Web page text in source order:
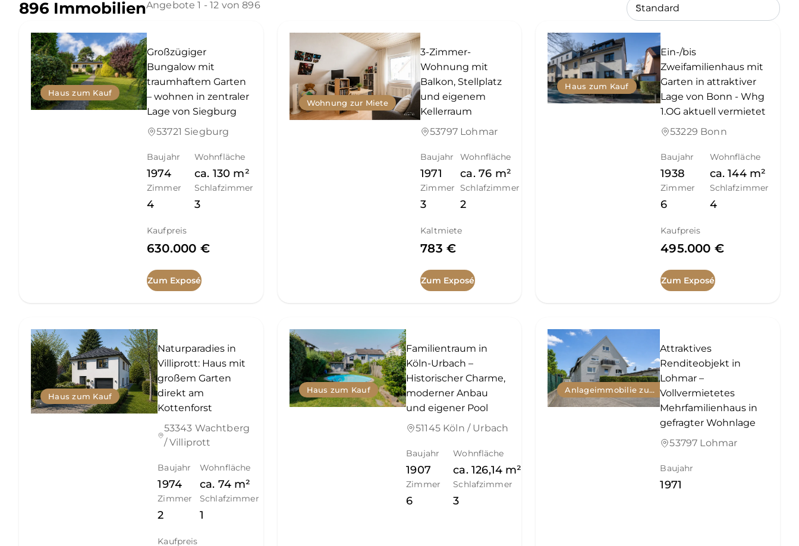
896 ImmobilienAngebote 1 - 12 von 896
Haus zum Kauf
Großzügiger
Bungalow mit
traumhaftem Garten
– wohnen in zentraler
Lage von Siegburg
53721 Siegburg
Baujahr
1974
Wohnfläche
ca. 130 m²
Zimmer
4
Schlafzimmer
3
Kaufpreis
630.000 €
Zum Exposé
Wohnung zur Miete
3-Zimmer-
Wohnung mit
Balkon, Stellplatz
und eigenem
Kellerraum
53797 Lohmar
Baujahr
1971
Wohnfläche
ca. 76 m²
Zimmer
3
Schlafzimmer
2
Kaltmiete
783 €
Zum Exposé
Haus zum Kauf
Ein-/bis
Zweifamilienhaus mit
Garten in attraktiver
Lage von Bonn - Whg
1.OG aktuell vermietet
53229 Bonn
Baujahr
1938
Wohnfläche
ca. 144 m²
Zimmer
6
Schlafzimmer
4
Kaufpreis
495.000 €
Zum Exposé
Haus zum Kauf
Naturparadies in
Villiprott: Haus mit
großem Garten
direkt am
Kottenforst
53343 Wachtberg
/ Villiprott
Baujahr
1974
Wohnfläche
ca. 74 m²
Zimmer
2
Schlafzimmer
1
Kaufpreis
Haus zum Kauf
Familientraum in
Köln-Urbach –
Historischer Charme,
moderner Anbau
und eigener Pool
51145 Köln / Urbach
Baujahr
1907
Wohnfläche
ca. 126,14 m²
Zimmer
6
Schlafzimmer
3
Anlageimmobilie zum Kauf
Attraktives
Renditeobjekt in
Lohmar –
Vollvermietetes
Mehrfamilienhaus in
gefragter Wohnlage
53797 Lohmar
Baujahr
1971